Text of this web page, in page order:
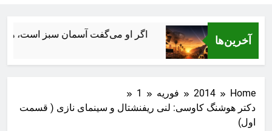
آخرین‌ها جهان اگر او می‌گفت آسمان سبز است، همه باور
Home
2014 فوریه
1
دکتر هوشنگ کاوسی: لنی ریفنشتال و سینمای نازی ( قسمت
اول)